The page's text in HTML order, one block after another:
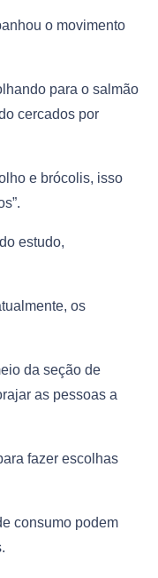
o movimento
para o salmão
cercados por
e brócolis, isso
estudo,
os
da seção de
as pessoas a
fazer escolhas
consumo podem